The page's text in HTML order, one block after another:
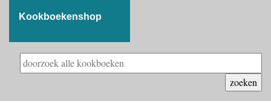
Kookboekenshop